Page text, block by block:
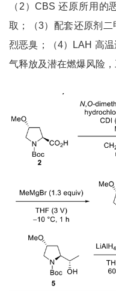
（2）CBS 还原所用的
取；（3）配套还原剂
烈恶臭；（4）LAH 高
气释放及潜在燃爆风险，